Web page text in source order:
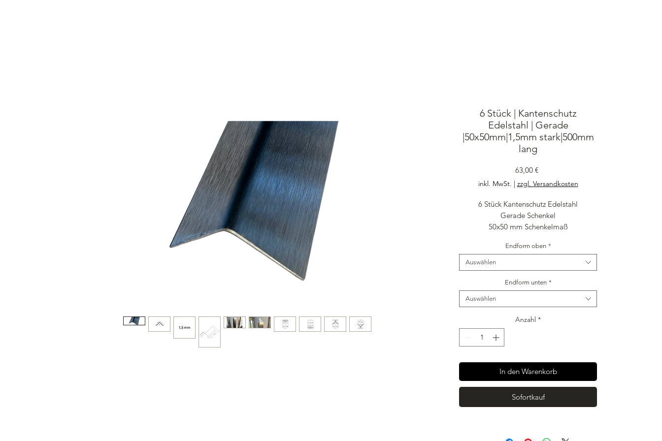
6 Stück | Kantenschutz
Edelstahl | Gerade
|50x50mm|1,5mm stark|500mm
lang
63,00 €Preis
inkl. MwSt. | zzgl. Versandkosten
6 Stück Kantenschutz Edelstahl
Gerade Schenkel
50x50 mm Schenkelmaß
500 mm lang
Endform oben *
Auswählen
Endform unten *
Auswählen
Anzahl *
In den Warenkorb
Sofortkauf